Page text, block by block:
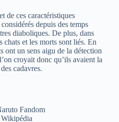
de ces caractéristiques
depuis des temps
diaboliques. De plus, dans
chats et les morts sont liés. En
ont un sens aigu de la détection
croyait donc qu’ils avaient la
cadavres.
Fandom
Wikipédia